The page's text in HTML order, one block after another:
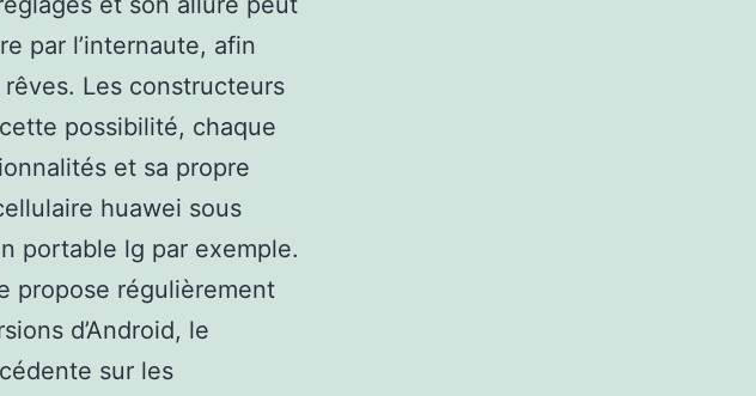
par l’internaute, afin
Les constructeurs
possibilité, chaque
et sa propre
huawei sous
portable lg par exemple.
propose régulièrement
d’Android, le
sur les